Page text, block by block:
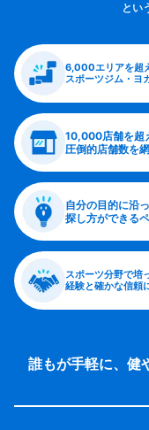
とい
6,000エリアを超
スポーツジム・ヨ
10,000店舗を超
圧倒的店舗数を
自分の目的に沿
探し方ができる
スポーツ分野で培
経験と確かな信頼
誰もが手軽に、健